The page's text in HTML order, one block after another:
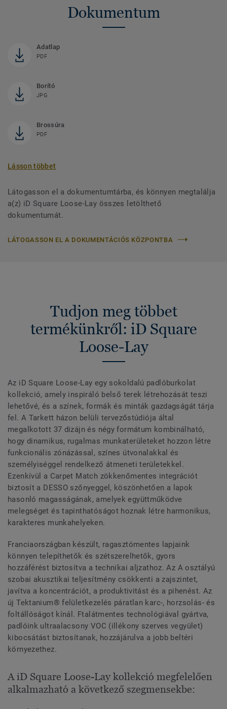
Dokumentum
Adatlap
PDF
Borító
JPG
Brossúra
PDF
Lásson többet
Látogasson el a dokumentumtárba, és könnyen megtalálja
a(z) iD Square Loose-Lay összes letölthető
dokumentumát.
LÁTOGASSON EL A DOKUMENTÁCIÓS KÖZPONTBA
Tudjon meg többet
termékünkről: iD Square
Loose-Lay
Az iD Square Loose-Lay egy sokoldalú padlóburkolat
kollekció, amely inspiráló belső terek létrehozását teszi
lehetővé, és a színek, formák és minták gazdagságát tárja
fel. A Tarkett házon belüli tervezőstúdiója által
megalkotott 37 dizájn és négy formátum kombinálható,
hogy dinamikus, rugalmas munkaterületeket hozzon létre
funkcionális zónázással, színes útvonalakkal és
személyiséggel rendelkező átmeneti területekkel.
Ezenkívül a Carpet Match zökkenőmentes integrációt
biztosít a DESSO szőnyeggel, köszönhetően a lapok
hasonló magasságának, amelyek együttműködve
melegséget és tapinthatóságot hoznak létre harmonikus,
karakteres munkahelyeken.
Franciaországban készült, ragasztómentes lapjaink
könnyen telepíthetők és szétszerelhetők, gyors
hozzáférést biztosítva a technikai aljzathoz. Az A osztályú
szobai akusztikai teljesítmény csökkenti a zajszintet,
javítva a koncentrációt, a produktivitást és a pihenést. Az
új Tektanium® felületkezelés páratlan karc-, horzsolás- és
foltállóságot kínál. Ftalátmentes technológiával gyártva,
padlóink ultraalacsony VOC (illékony szerves vegyület)
kibocsátást biztosítanak, hozzájárulva a jobb beltéri
környezethez.
A iD Square Loose-Lay kollekció megfelelően
alkalmazható a következő szegmensekbe: